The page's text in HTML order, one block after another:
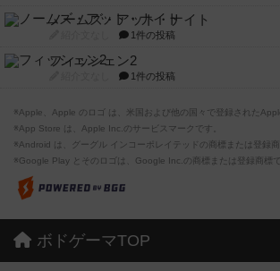
ノームズ・アット・ナイト
1件の投稿
フィッシェン2
1件の投稿
※Apple、Apple のロゴ は、米国および他の国々で登録された
※App Store は、Apple Inc.のサービスマークです。
※Android は、グーグル インコーポレイテッドの商標または登録商
※Google Play とそのロゴは、Google Inc.の商標または登録商標で
ボドゲーマTOP